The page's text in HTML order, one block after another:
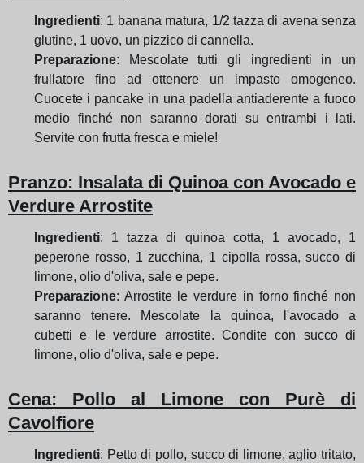
Ingredienti: 1 banana matura, 1/2 tazza di avena senza
glutine, 1 uovo, un pizzico di cannella.
Preparazione: Mescolate tutti gli ingredienti in un
frullatore fino ad ottenere un impasto omogeneo.
Cuocete i pancake in una padella antiaderente a fuoco
medio finché non saranno dorati su entrambi i lati.
Servite con frutta fresca e miele!
Pranzo: Insalata di Quinoa con Avocado e
Verdure Arrostite
Ingredienti: 1 tazza di quinoa cotta, 1 avocado, 1
peperone rosso, 1 zucchina, 1 cipolla rossa, succo di
limone, olio d'oliva, sale e pepe.
Preparazione: Arrostite le verdure in forno finché non
saranno tenere. Mescolate la quinoa, l'avocado a
cubetti e le verdure arrostite. Condite con succo di
limone, olio d'oliva, sale e pepe.
Cena: Pollo al Limone con Purè di
Cavolfiore
Ingredienti: Petto di pollo, succo di limone, aglio tritato,